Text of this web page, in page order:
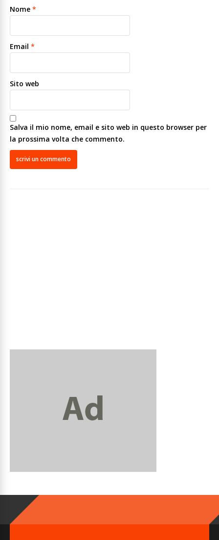
Nome *
Email *
Sito web
Salva il mio nome, email e sito web in questo browser per
la prossima volta che commento.